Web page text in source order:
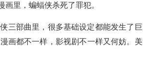
里，蝙蝠侠杀死了罪犯。
三部曲里，很多基础设定都能发生了
画都不一样，影视剧不一样又何妨。